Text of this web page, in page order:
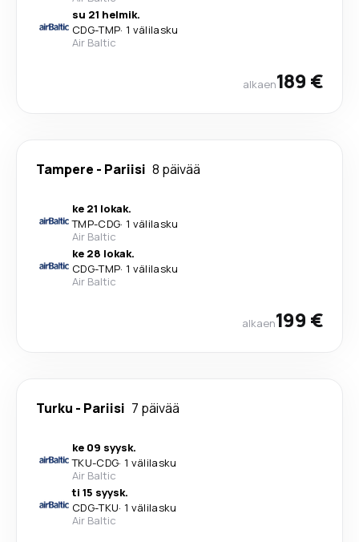
su 21 helmik.
CDG-TMP· 1 välilasku
Air Baltic
alkaen189 €
Tampere - Pariisi 8 päivää
ke 21 lokak.
TMP-CDG· 1 välilasku
Air Baltic
ke 28 lokak.
CDG-TMP· 1 välilasku
Air Baltic
alkaen199 €
Turku - Pariisi 7 päivää
ke 09 syysk.
TKU-CDG· 1 välilasku
Air Baltic
ti 15 syysk.
CDG-TKU· 1 välilasku
Air Baltic